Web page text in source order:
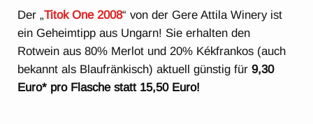
Der „Titok One 2008“ von der Gere Attila Winery ist
ein Geheimtipp aus Ungarn! Sie erhalten den
Rotwein aus 80% Merlot und 20% Kékfrankos (auch
bekannt als Blaufränkisch) aktuell günstig für9,30
Euro* pro Flasche statt 15,50 Euro!